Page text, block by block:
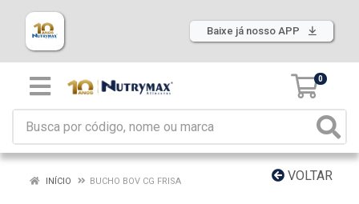
Baixe já nosso APP
0
VOLTAR
INÍCIO BUCHO BOV CG FRISA